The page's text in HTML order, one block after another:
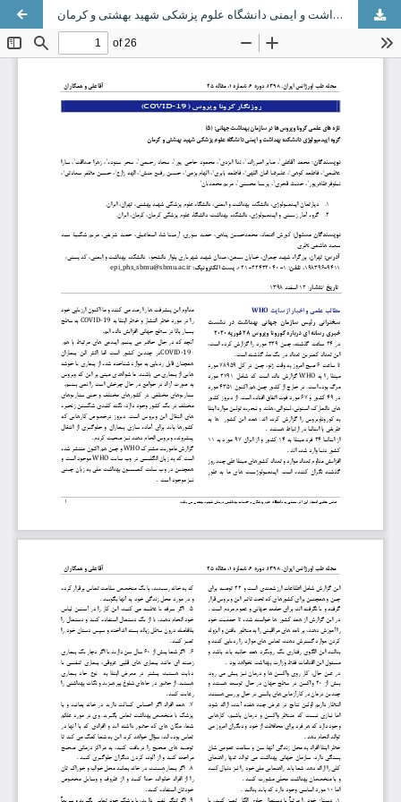
تازه های علمی کرونا ویروس ها در سازمان بهداشت جهانی؛ (5) گروه اپیدمیولوژی دانشکده بهداشت و ایمنی دانشگاه علوم پزشکی شهید بهشتی و کرمان